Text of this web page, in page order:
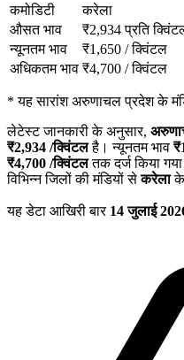
कमोडिटी
करेला
औसत भाव
₹2,934 प्रति
न्यूनतम भाव
₹1,650 /क्विंटल
अधिकतम भाव ₹4,700 /क्विंटल
*यह सारांश अरुणाचल प्रदेश के
लेटेस्ट जानकारी के अनुसार,
₹2,934 /क्विंटलहै। न्यूनतम भाव ₹
₹4,700 /क्विंटलतक दर्ज किया
विभिन्न जिलों की मंडियों सेकरेलाके
यह डेटा आखिरी बार 14 जुलाई